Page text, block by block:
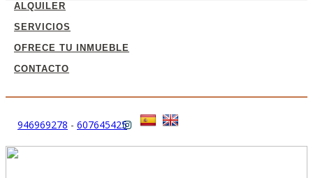
ALQUILER
SERVICIOS
OFRECE TU INMUEBLE
CONTACTO
946969278 - 607645425